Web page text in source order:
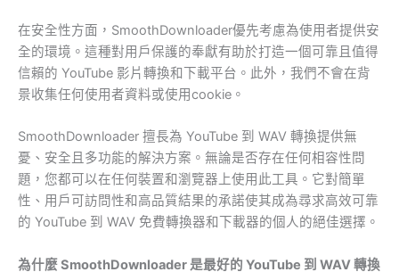
在安全性方面，SmoothDownloader優先考慮為使用者提供安
全的環境。這種對用戶保護的奉獻有助於打造一個可靠且值得
信賴的 YouTube 影片轉換和下載平台。此外，我們不會在背
景收集任何使用者資料或使用cookie。
SmoothDownloader 擅長為 YouTube 到 WAV 轉換提供無
憂、安全且多功能的解決方案。無論是否存在任何相容性問
題，您都可以在任何裝置和瀏覽器上使用此工具。它對簡單
性、用戶可訪問性和高品質結果的承諾使其成為尋求高效可靠
的 YouTube 到 WAV 免費轉換器和下載器的個人的絕佳選擇。
為什麼 SmoothDownloader 是最好的 YouTube 到 WAV 轉換